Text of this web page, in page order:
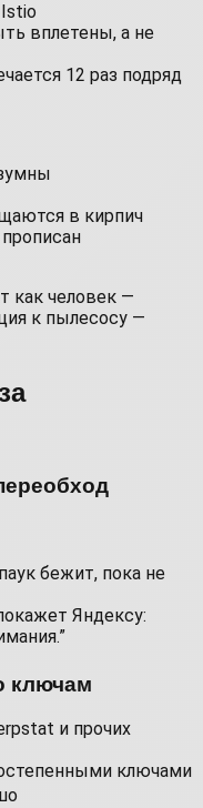
вплетены, а не
12 раз подряд
в кирпич
как человек —
к пылесосу —
бежит, пока не
Яндексу:
ключам
и прочих
ключами